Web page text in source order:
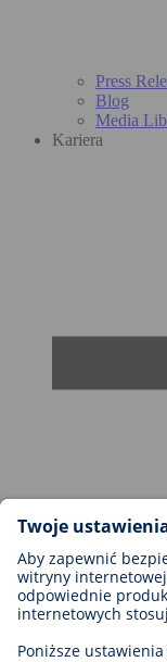
Press
Blog
Media
Kariera
Szczeble
Dlaczego
Aplikacja